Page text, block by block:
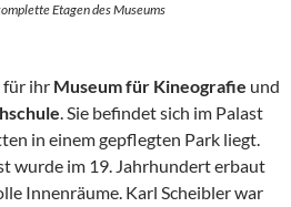
Etagen des Museums
für ihr Museum für Kineografie und
. Sie befindet sich im Palast
in einem gepflegten Park liegt.
wurde im 19. Jahrhundert erbaut
Innenräume. Karl Scheibler war